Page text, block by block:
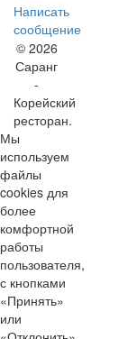
Написать
сообщение
© 2026
Саранг
-
Корейский
ресторан.
Мы
используем
файлы
cookies для
более
комфортной
работы
пользователя,
с кнопками
«Принять»
или